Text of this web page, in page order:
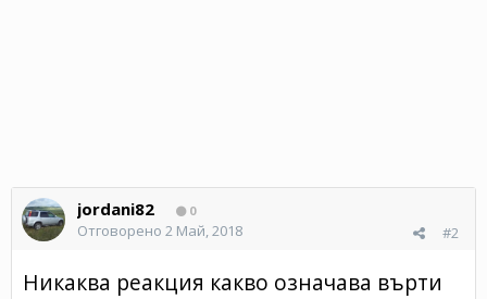
jordani82 0
#2
Отговорено 2 Май, 2018
Никаква реакция какво означава върти